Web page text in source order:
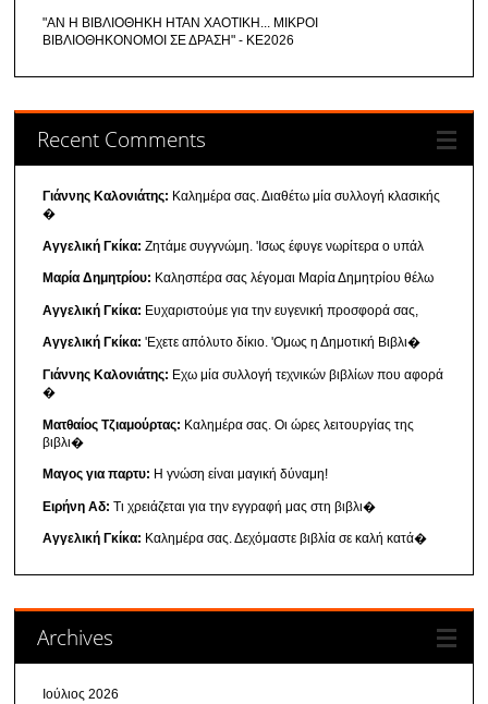
"ΑΝ Η ΒΙΒΛΙΟΘΗΚΗ ΗΤΑΝ ΧΑΟΤΙΚΗ... ΜΙΚΡΟΙ
ΒΙΒΛΙΟΘΗΚΟΝΟΜΟΙ ΣΕ ΔΡΑΣΗ" - ΚΕ2026
Recent Comments
Γιάννης Καλονιάτης: Καλημέρα σας. Διαθέτω μία συλλογή κλασικής
�
Αγγελική Γκίκα: Ζητάμε συγγνώμη. 'Ισως έφυγε νωρίτερα ο υπάλ
Μαρία Δημητρίου: Καλησπέρα σας λέγομαι Μαρία Δημητρίου θέλω
Αγγελική Γκίκα: Ευχαριστούμε για την ευγενική προσφορά σας,
Αγγελική Γκίκα: 'Εχετε απόλυτο δίκιο. 'Ομως η Δημοτική Βιβλι�
Γιάννης Καλονιάτης: Εχω μία συλλογή τεχνικών βιβλίων που αφορά
�
Ματθαίος Τζιαμούρτας: Καλημέρα σας. Οι ώρες λειτουργίας της
βιβλι�
Μαγος για παρτυ: Η γνώση είναι μαγική δύναμη!
Ειρήνη Αδ: Τι χρειάζεται για την εγγραφή μας στη βιβλι�
Αγγελική Γκίκα: Καλημέρα σας. Δεχόμαστε βιβλία σε καλή κατά�
Archives
Ιούλιος 2026